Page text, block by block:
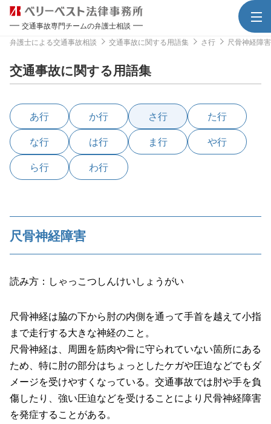
交通事故専門チームの弁護士相談
弁護士による交通事故相談
交通事故に関する用語集 さ行 尺骨神経障害
交通事故に関する用語集
あ行 か行 さ行
た行
な行
は行 ま行
や行
ら行
わ行
尺骨神経障害
読み方：しゃっこつしんけいしょうがい
尺骨神経は脇の下から肘の内側を通って手首を越えて小指
まで走行する大きな神経のこと。
尺骨神経は、周囲を筋肉や骨に守られていない箇所にある
ため、特に肘の部分はちょっとしたケガや圧迫などでもダ
メージを受けやすくなっている。交通事故では肘や手を負
傷したり、強い圧迫などを受けることにより尺骨神経障害
を発症することがある。